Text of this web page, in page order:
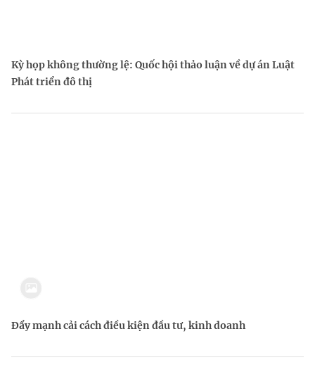
Kỳ họp không thường lệ: Quốc hội thảo luận về dự án Luật
Phát triển đô thị
Đẩy mạnh cải cách điều kiện đầu tư, kinh doanh